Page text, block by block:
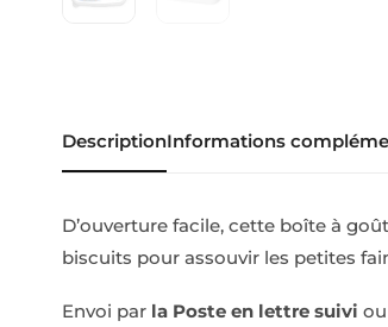
DescriptionInformations
D’ouverture facile, cette boîte à
biscuits pour assouvir les petites
Envoi par la Poste en lettre suivi ou